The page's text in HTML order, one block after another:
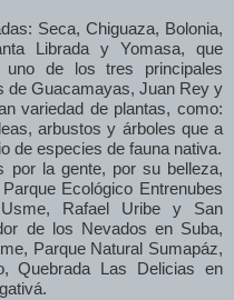
Seca, Chiguaza, Bolonia,
Librada y Yomasa, que
uno de los tres principales
de Guacamayas, Juan Rey y
variedad de plantas, como:
arbustos y árboles que a
de especies de fauna nativa.
por la gente, por su belleza,
Ecológico Entrenubes
Rafael Uribe y San
de los Nevados en Suba,
Parque Natural Sumapáz,
Quebrada Las Delicias en